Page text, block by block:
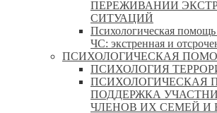
ПЕРЕЖИВАНИИ
СИТУАЦИЙ
Психологическая
ЧС: экстренная и
ПСИХОЛОГИЧЕСКАЯ
ПСИХОЛОГИЯ
ПСИХОЛОГИЧЕСКАЯ
ПОДДЕРЖКА
ЧЛЕНОВ ИХ СЕМЕЙ И